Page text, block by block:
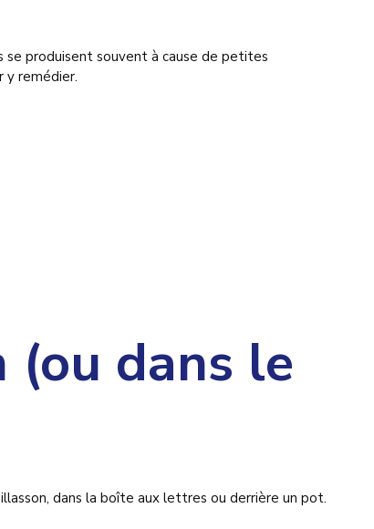
se produisent souvent à cause de petites
y remédier.
(ou dans le
dans la boîte aux lettres ou derrière un pot.